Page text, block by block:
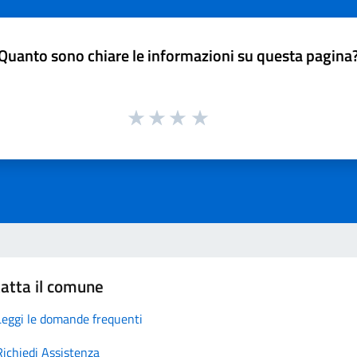
sono chiare le informazioni su questa
il comune
le domande frequenti
Assistenza